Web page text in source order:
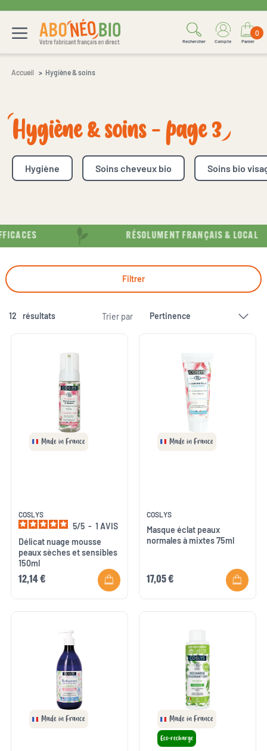
Rechercher Compte
0
Panier
Accueil Hygiène & soins
Hygiène & soins - page 3
Hygiène Soins cheveux bio Soins bio
RÉSOLUMENT FRANÇAIS & LOCAL
Filtrer
12 résultats Trier par
Made in France
COSLYS
5/5 - 1AVIS
Délicat nuage mousse
peaux sèches et sensibles
150ml
12,14 €
Made in France
COSLYS
Masque éclat peaux
normales à mixtes 75ml
17,05 €
Made in France Made in France
Eco-recharge